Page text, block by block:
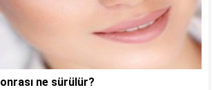
ne sürülür?